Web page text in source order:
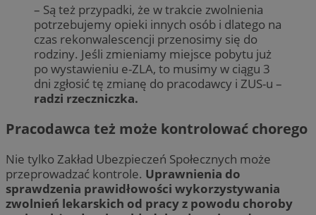
– Są też przypadki, że w trakcie zwolnienia
potrzebujemy opieki innych osób i dlatego na
czas rekonwalescencji przenosimy się do
rodziny. Jeśli zmieniamy miejsce pobytu już
po wystawieniu e-ZLA, to musimy w ciągu 3
dni zgłosić tę zmianę do pracodawcy i ZUS-u –
radzi rzeczniczka.
Pracodawca też może kontrolować chorego
Nie tylko Zakład Ubezpieczeń Społecznych może
przeprowadzać kontrole. Uprawnienia do
sprawdzenia prawidłowości wykorzystywania
zwolnień lekarskich od pracy z powodu choroby